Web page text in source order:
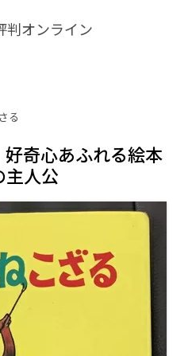
判オンライン
さる
好奇心あふれる絵本
主人公